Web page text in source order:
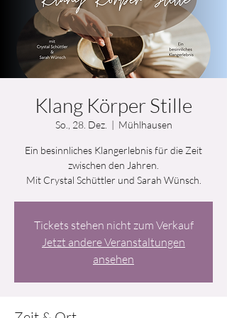
Klang Körper Stille
So., 28. Dez.
  |
Mühlhausen
Ein besinnliches Klangerlebnis für die Zeit
zwischen den Jahren.
Mit Crystal Schüttler und Sarah Wünsch.
Tickets stehen nicht zum Verkauf
Jetzt andere Veranstaltungen
ansehen